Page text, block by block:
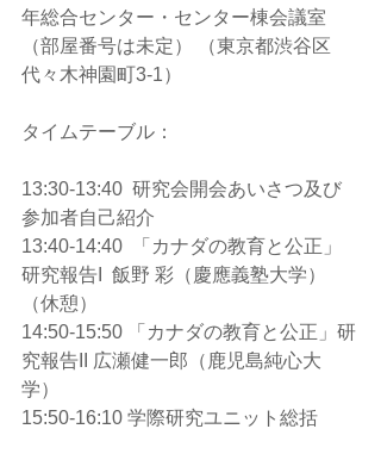
年総合センター・センター棟会議室
（部屋番号は未定） （東京都渋谷区
代々木神園町3-1）
タイムテーブル：
13:30-13:40  研究会開会あいさつ及び
参加者自己紹介
13:40-14:40  「カナダの教育と公正」
研究報告I  飯野 彩（慶應義塾大学）
（休憩）
14:50-15:50 「カナダの教育と公正」研
究報告II 広瀬健一郎（鹿児島純心大
学）
15:50-16:10 学際研究ユニット総括